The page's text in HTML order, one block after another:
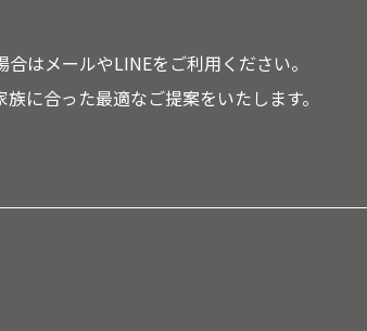
はメールやLINEをご利用ください。
に合った最適なご提案をいたします。